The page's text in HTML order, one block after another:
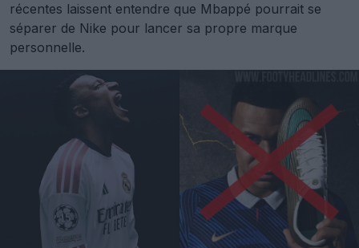
récentes laissent entendre que Mbappé pourrait se
séparer de Nike pour lancer sa propre marque
personnelle.